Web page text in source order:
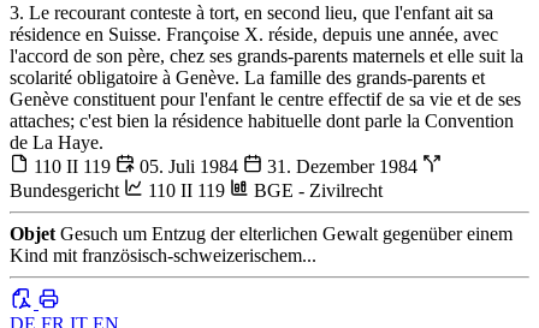
3. Le recourant conteste à tort, en second lieu, que l'enfant ait sa
résidence en Suisse. Françoise X. réside, depuis une année, avec
l'accord de son père, chez ses grands-parents maternels et elle suit la
scolarité obligatoire à Genève. La famille des grands-parents et
Genève constituent pour l'enfant le centre effectif de sa vie et de ses
attaches; c'est bien la résidence habituelle dont parle la Convention
de La Haye.
110 II 119
05. Juli 1984
31. Dezember 1984
Bundesgericht
110 II 119 BGE - Zivilrecht
Objet Gesuch um Entzug der elterlichen Gewalt gegenüber einem
Kind mit französisch-schweizerischem...
DE FR IT EN